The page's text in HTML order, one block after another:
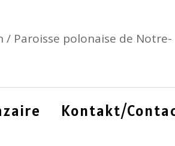
/ Paroisse polonaise de Notre-
Kontakt/